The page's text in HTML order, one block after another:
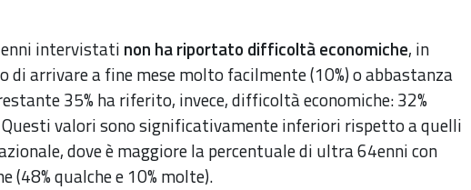
intervistati non ha riportato difficoltà economiche, in
di arrivare a fine mese molto facilmente (10%) o abbastanza
35% ha riferito, invece, difficoltà economiche: 32%
Questi valori sono significativamente inferiori rispetto a quelli
dove è maggiore la percentuale di ultra 64enni con
(48% qualche e 10% molte).